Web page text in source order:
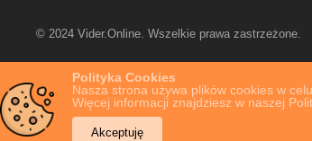
Polityka Cookies
Nasza strona używa plików cookies w
Więcej informacji znajdziesz w naszej
Akceptuję
© 2024 Vider.Online. Wszelkie prawa zastrzeżone.